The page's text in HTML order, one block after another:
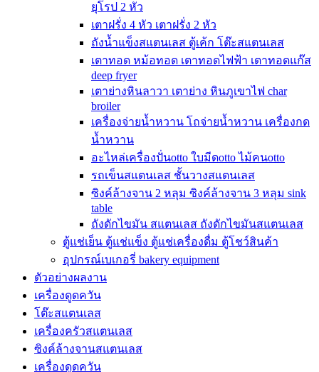
ยุโรป 2 หัว
เตาฝรั่ง 4 หัว เตาฝรั่ง 2 หัว
ถังน้ำแข็งสแตนเลส ตู้เค้ก โต๊ะสแตนเลส
เตาทอด หม้อทอด เตาทอดไฟฟ้า เตาทอดแก๊ส
deep fryer
เตาย่างหินลาวา เตาย่าง หินภูเขาไฟ char
broiler
เครื่องจ่ายน้ำหวาน โถจ่ายน้ำหวาน เครื่องกด
น้ำหวาน
อะไหล่เครื่องปั่นotto ใบมีดotto ไม้คนotto
รถเข็นสแตนเลส ชั้นวางสแตนเลส
ซิงค์ล้างจาน 2 หลุม ซิงค์ล้างจาน 3 หลุม sink
table
ถังดักไขมัน สแตนเลส ถังดักไขมันสแตนเลส
ตู้แช่เย็น ตู้แช่แข็ง ตู้แช่เครื่องดื่ม ตู้โชว์สินค้า
อุปกรณ์เบเกอรี่ bakery equipment
ตัวอย่างผลงาน
เครื่องดูดควัน
โต๊ะสแตนเลส
เครื่องครัวสแตนเลส
ซิงค์ล้างจานสแตนเลส
เครื่องดูดควัน